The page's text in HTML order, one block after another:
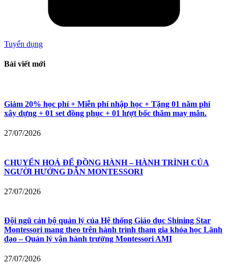
Tuyển dụng
Bài viết mới
Giảm 20% học phí + Miễn phí nhập học + Tặng 01 năm phí
xây dựng + 01 set đồng phục + 01 lượt bốc thăm may mắn.
27/07/2026
CHUYỂN HOÁ ĐỂ ĐỒNG HÀNH – HÀNH TRÌNH CỦA
NGƯỜI HƯỚNG DẪN MONTESSORI
27/07/2026
Đội ngũ cán bộ quản lý của Hệ thống Giáo dục Shining Star
Montessori mang theo trên hành trình tham gia khóa học Lãnh
đạo – Quản lý vận hành trường Montessori AMI
27/07/2026